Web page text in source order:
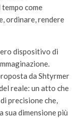
tempo come
ordinare, rendere
dispositivo di
da Shtyrmer
reale: un atto che
precisione che,
sua dimensione più